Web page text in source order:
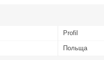
Profil
Польща